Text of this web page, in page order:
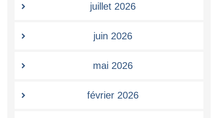
juillet 2026
juin 2026
mai 2026
février 2026